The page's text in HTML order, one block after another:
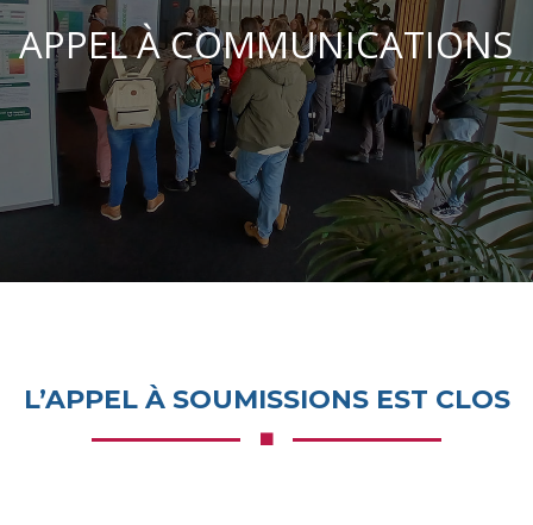
APPELÀCOMMUNICATIONS
L’APPEL À SOUMISSIONS EST CLOS